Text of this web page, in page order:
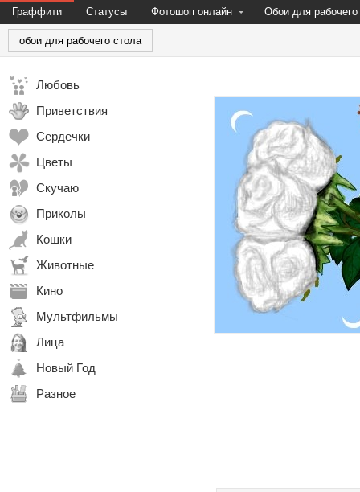
Граффити Статусы Фотошоп онлайн Обои для рабочего
обои для рабочего стола
Любовь
Приветствия
Сердечки
Цветы
Скучаю
Приколы
Кошки
Животные
Кино
Мультфильмы
Лица
Новый Год
Разное